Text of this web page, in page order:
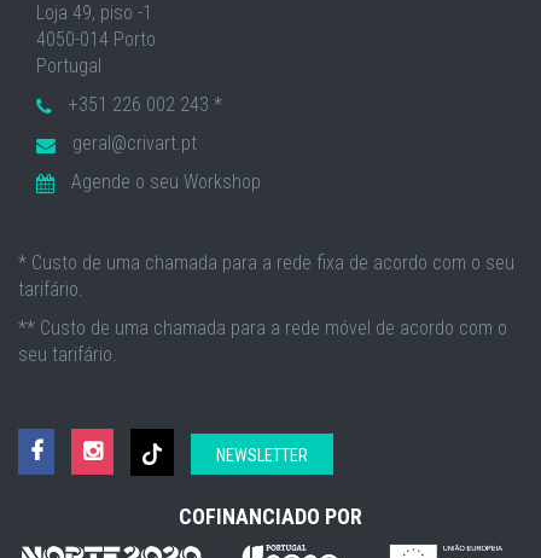
Loja 49, piso -1
4050-014 Porto
Portugal
+351 226 002 243 *
geral@crivart.pt
Agende o seu Workshop
* Custo de uma chamada para a rede fixa de acordo com o seu
tarifário.
** Custo de uma chamada para a rede móvel de acordo com o
seu tarifário.
NEWSLETTER
COFINANCIADO POR